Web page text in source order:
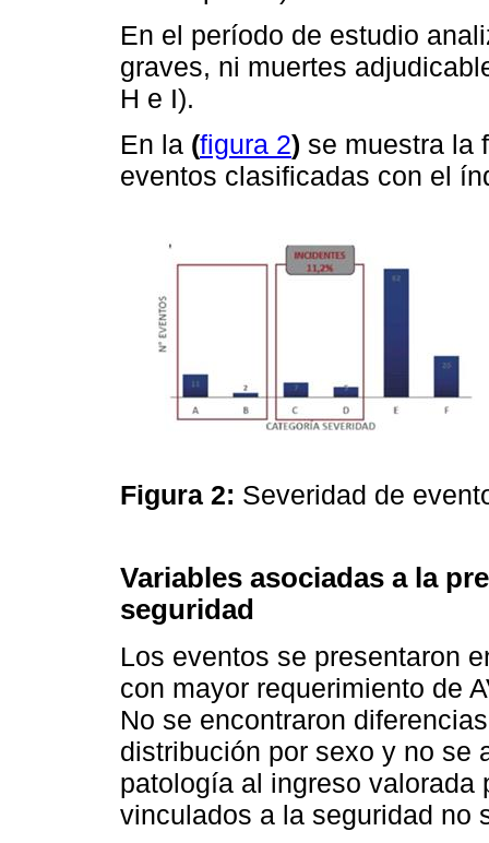
En el período de estudio
graves, ni muertes
H e I).
En la (figura 2) se muestra la
eventos clasificadas con el
Figura 2: Severidad de
Variables asociadas a la
seguridad
Los eventos se presentaron
con mayor requerimiento de
No se encontraron
distribución por sexo y no se
patología al ingreso valorada
vinculados a la seguridad no